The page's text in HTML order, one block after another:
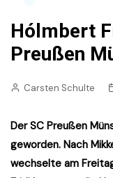
Hólmbert
Preußen
Carsten Schulte
Der SC Preußen
geworden. Nach
wechselte am